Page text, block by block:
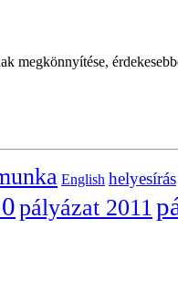
megkönnyítése,
English helyesírás
pályázat 2011